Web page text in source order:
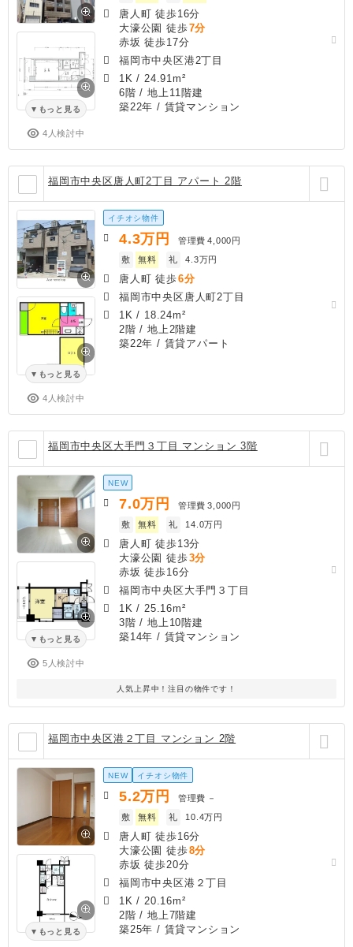
もっと見る
4人検討中
唐人町 徒歩16分
大濠公園 徒歩7分
赤坂 徒歩17分
福岡市中央区港2丁目
1K / 24.91m²
6階 / 地上11階建
築22年 / 賃貸マンション
福岡市中央区唐人町2丁目 アパート 2階
もっと見る
4人検討中
イチオシ物件
4.3万円 管理費 4,000円
敷
無料 礼 4.3万円
唐人町 徒歩6分
福岡市中央区唐人町2丁目
1K / 18.24m²
2階 / 地上2階建
築22年 / 賃貸アパート
福岡市中央区大手門３丁目 マンション 3階
もっと見る
5人検討中
NEW
7.0万円 管理費 3,000円
敷
無料 礼 14.0万円
唐人町 徒歩13分
大濠公園 徒歩3分
赤坂 徒歩16分
福岡市中央区大手門３丁目
1K / 25.16m²
3階 / 地上10階建
築14年 / 賃貸マンション
人気上昇中！注目の物件です！
福岡市中央区港２丁目 マンション 2階
もっと見る
NEW イチオシ物件
5.2万円 管理費 －
敷
無料 礼 10.4万円
唐人町 徒歩16分
大濠公園 徒歩8分
赤坂 徒歩20分
福岡市中央区港２丁目
1K / 20.16m²
2階 / 地上7階建
築25年 / 賃貸マンション